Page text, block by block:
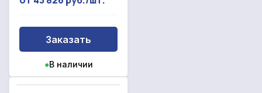
Заказать
●В наличии